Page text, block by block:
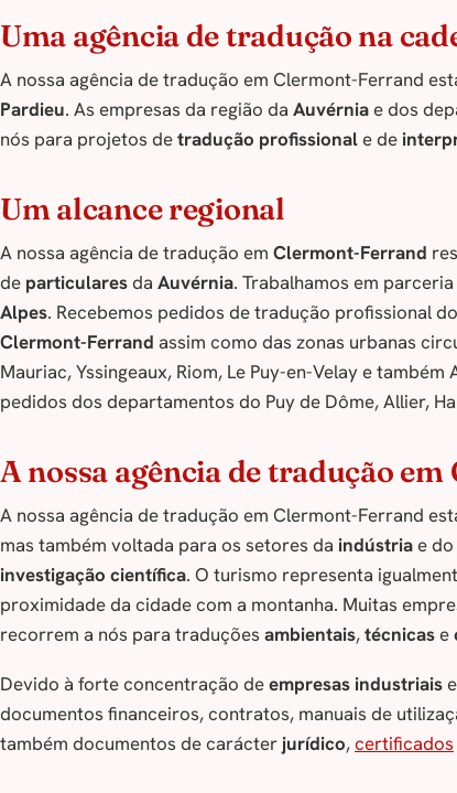
Uma agência de tradução na
A nossa agência de tradução em Clermont-Ferrand
Pardieu. As empresas da região da Auvérniae dos
nós para projetos detradução profissionale de
Um alcance regional
A nossa agência de tradução em Clermont-Ferrand
de particularesda Auvérnia. Trabalhamos em
Alpes. Recebemos pedidos de tradução profissional
Clermont-Ferrand assim como das zonas urbanas
Mauriac, Yssingeaux, Riom, Le Puy-en-Velay e
pedidos dos departamentos do Puy de Dôme, Allier,
A nossa agência de tradução
A nossa agência de tradução em Clermont-Ferrand
mas também voltada para os setores da indústriae do
investigação científica. O turismo representa
proximidade da cidade com a montanha. Muitas
recorrem a nós para traduções ambientais,técnicase
Devido à forte concentração deempresas industriais
documentos financeiros, contratos, manuais de
também documentos de carácter jurídico,certificados